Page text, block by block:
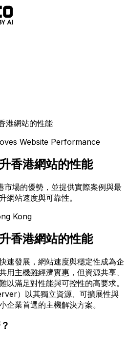
港網站的性能
Website Performance
香港網站的性能
市場的優勢，並提供實際案例與最
網站速度與可靠性。
Kong
香港網站的性能
速發展，網站速度與穩定性成為企
用主機雖經濟實惠，但資源共享、
以滿足對性能與可控性的高要求。
）以其獨立資源、可擴展性與
企業首選的主機解決方案。